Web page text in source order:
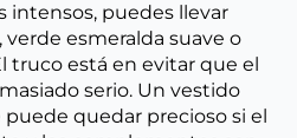
intensos, puedes llevar
verde esmeralda suave o
truco está en evitar que el
serio. Un vestido
quedar precioso si el